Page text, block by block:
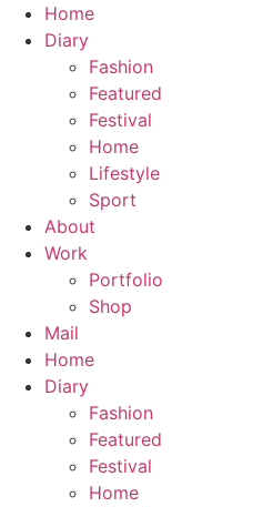
Zum
Inhalt
springen
Home
Diary
Fashion
Featured
Festival
Home
Lifestyle
Sport
About
Work
Portfolio
Shop
Mail
Home
Diary
Fashion
Featured
Festival
Home